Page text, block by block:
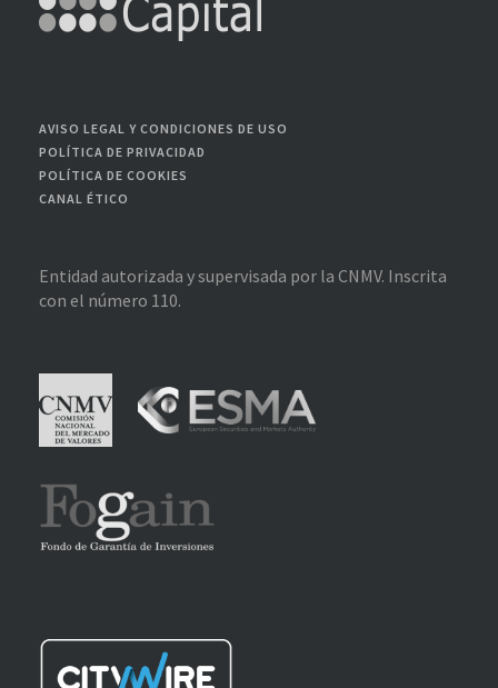
AVISO LEGAL Y CONDICIONES DE USO
POLÍTICA DE PRIVACIDAD
POLÍTICA DE COOKIES
CANAL ÉTICO
Entidad autorizada y supervisada por la CNMV. Inscrita
con el número 110.